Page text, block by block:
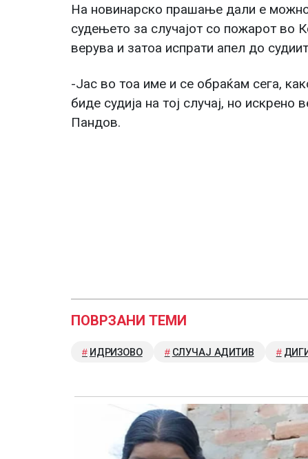
На новинарско прашање дали е
судењето за случајот со пожарот во
верува и затоа испрати апел до
-Јас во тоа име и се обраќам сега,
биде судија на тој случај, но
Пандов.
ПОВРЗАНИ ТЕМИ
ИДРИЗОВО СЛУЧАЈ АДИТИВ